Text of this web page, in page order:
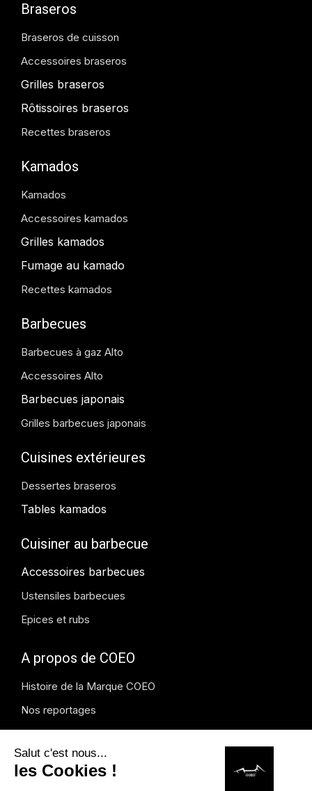
Braseros
Braseros de cuisson
Accessoires braseros
Grilles braseros
Rôtissoires braseros
Recettes braseros
Kamados
Kamados
Accessoires kamados
Grilles kamados
Fumage au kamado
Recettes kamados
Barbecues
Barbecues à gaz Alto
Accessoires Alto
Barbecues japonais
Grilles barbecues japonais
Cuisines extérieures
Dessertes braseros
Tables kamados
Cuisiner au barbecue
Accessoires barbecues
Ustensiles barbecues
Epices et rubs
A propos de COEO
Histoire de la Marque COEO
Nos reportages
Blog COEO
Presse et média
Instagram